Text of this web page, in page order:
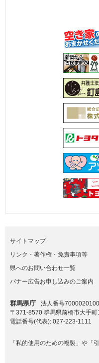
サイトマップ
リンク・著作権・免責事項等
県へのお問い合わせ一覧
バナー広告お申し込みのご案内
群馬県庁
法人番号
〒371-8570 群馬県前橋市大手町
電話番号(代表): 027-223-1111
「私的使用のための複製」や「